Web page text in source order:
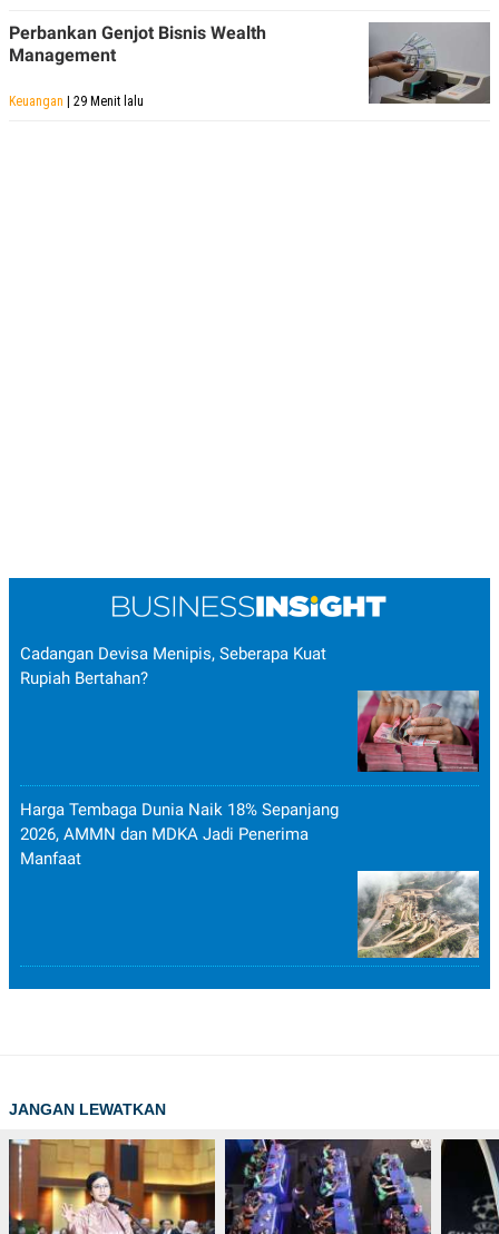
Perbankan Genjot Bisnis Wealth
Management
Keuangan | 29 Menit lalu
Cadangan Devisa Menipis, Seberapa Kuat
Rupiah Bertahan?
Harga Tembaga Dunia Naik 18% Sepanjang
2026, AMMN dan MDKA Jadi Penerima
Manfaat
JANGAN LEWATKAN